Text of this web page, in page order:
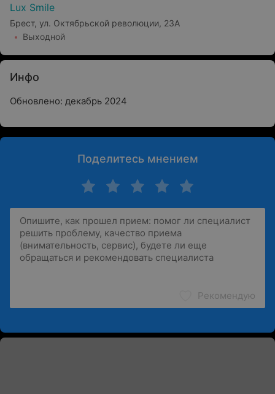
Lux Smile
Брест, ул. Октябрьской революции, 23А
Выходной
Инфо
Обновлено: декабрь 2024
Поделитесь мнением
Рекомендую